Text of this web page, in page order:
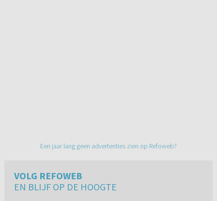
Een jaar lang geen advertenties zien op Refoweb?
VOLG REFOWEB
EN BLIJF OP DE HOOGTE